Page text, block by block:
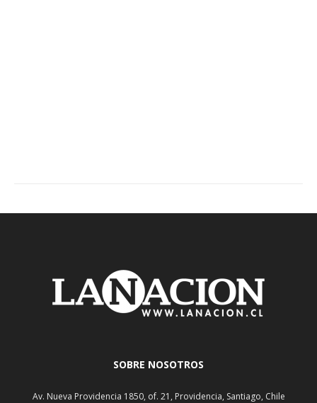
SOBRE NOSOTROS
Av. Nueva Providencia 1850, of. 21, Providencia, Santiago, Chile